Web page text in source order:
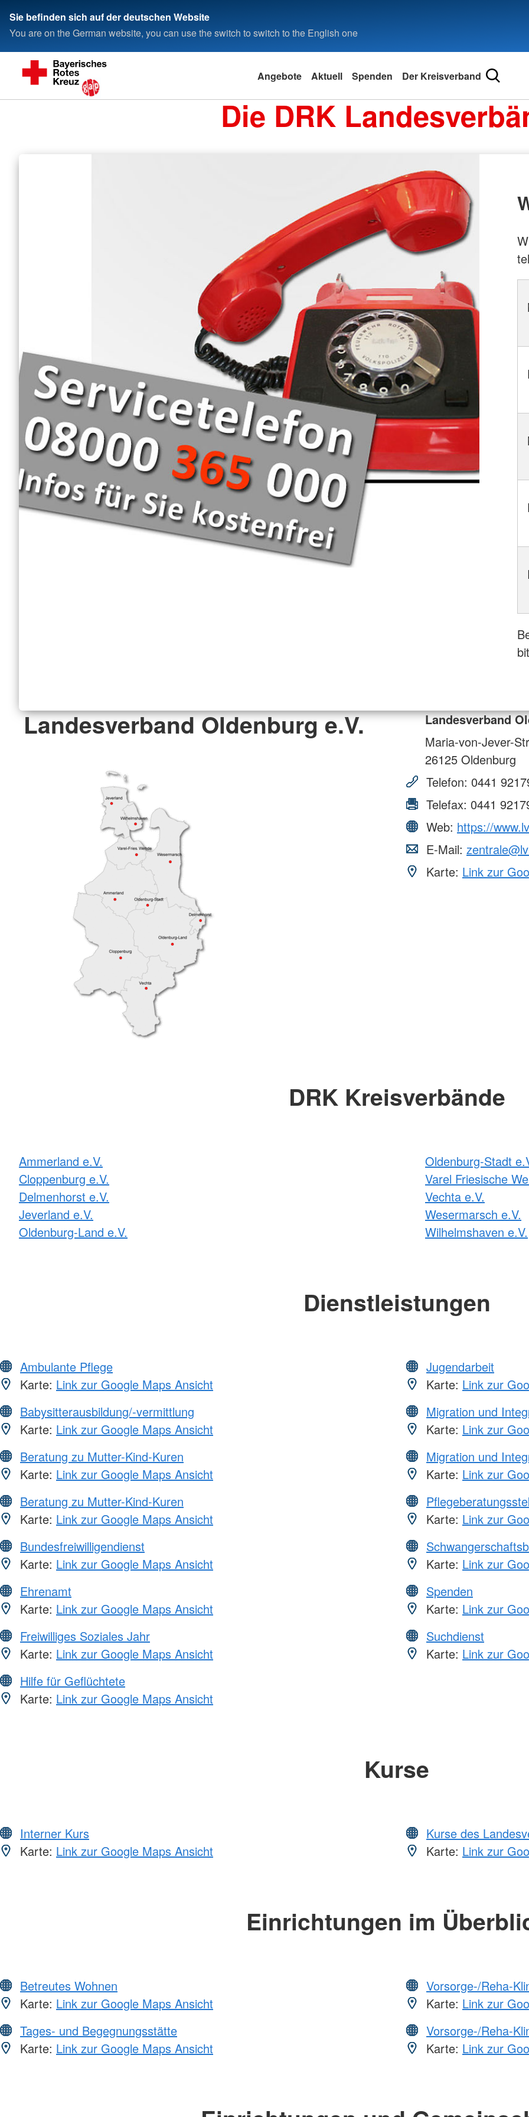
Sie befinden sich auf der deutschen Website
You are on the German website, you can use the switch to switch to the English one
Angebote Aktuell Spenden Der Kreisverband
Die DRK
Landesverband Oldenburg e.V.
Landesverband
Maria-von-Jever-
26125 Oldenburg
Telefon: 0441
Telefax: 0441
Web: https://
E-Mail:
Karte: Link zur
DRK Kreisverbände
Ammerland e.V.
Cloppenburg e.V.
Delmenhorst e.V.
Jeverland e.V.
Oldenburg-Land e.V.
Oldenburg-Stadt
Varel Friesische
Vechta e.V.
Wesermarsch e.V.
Wilhelmshaven e.V.
Dienstleistungen
Ambulante Pflege
Karte: Link zur Google Maps Ansicht
Babysitterausbildung/-vermittlung
Karte: Link zur Google Maps Ansicht
Beratung zu Mutter-Kind-Kuren
Karte: Link zur Google Maps Ansicht
Beratung zu Mutter-Kind-Kuren
Karte: Link zur Google Maps Ansicht
Bundesfreiwilligendienst
Karte: Link zur Google Maps Ansicht
Ehrenamt
Karte: Link zur Google Maps Ansicht
Freiwilliges Soziales Jahr
Karte: Link zur Google Maps Ansicht
Hilfe für Geflüchtete
Karte: Link zur Google Maps Ansicht
Jugendarbeit
Karte: Link zur
Migration und
Karte: Link zur
Migration und
Karte: Link zur
Karte: Link zur
Karte: Link zur
Spenden
Karte: Link zur
Suchdienst
Karte: Link zur
Kurse
Interner Kurs
Karte: Link zur Google Maps Ansicht
Kurse des
Karte: Link zur
Einrichtungen im
Betreutes Wohnen
Karte: Link zur Google Maps Ansicht
Tages- und Begegnungsstätte
Karte: Link zur Google Maps Ansicht
Vorsorge-/Reha-
Karte: Link zur
Vorsorge-/Reha-
Karte: Link zur